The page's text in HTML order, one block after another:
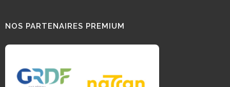
NOS PARTENAIRES PREMIUM